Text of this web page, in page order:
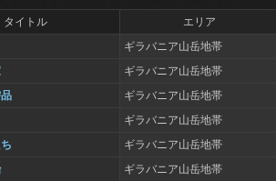
タイトル エリア
ギラバニア山岳地帯
ギラバニア山岳地帯
ギラバニア山岳地帯
ギラバニア山岳地帯
ギラバニア山岳地帯
ギラバニア山岳地帯